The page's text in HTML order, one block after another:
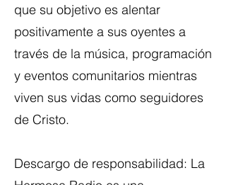
que su objetivo es alentar
positivamente a sus oyentes a
través de la música, programación
y eventos comunitarios mientras
viven sus vidas como seguidores
de Cristo.
Descargo de responsabilidad: La